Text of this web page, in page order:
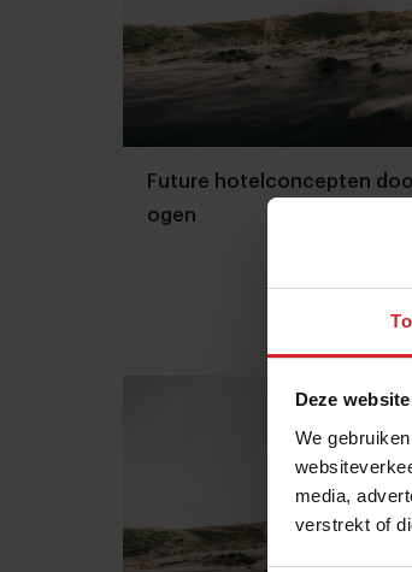
Deze
We
media,
verstrekt of
Future hotelconcepten
ogen
4